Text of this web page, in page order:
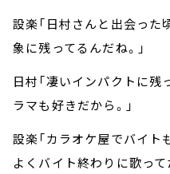
設楽「日村さんと出会っ
象に残ってるんだね。」
日村「凄いインパクトに残
ラマも好きだから。」
設楽「カラオケ屋でバイト
よくバイト終わりに歌って